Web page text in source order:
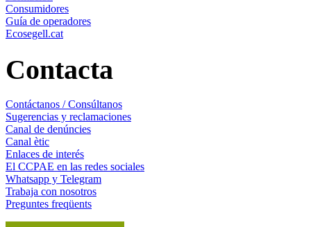
Consumidores
Guía de operadores
Ecosegell.cat
Contacta
Contáctanos / Consúltanos
Sugerencias y reclamaciones
Canal de denúncies
Canal ètic
Enlaces de interés
El CCPAE en las redes sociales
Whatsapp y Telegram
Trabaja con nosotros
Preguntes freqüents